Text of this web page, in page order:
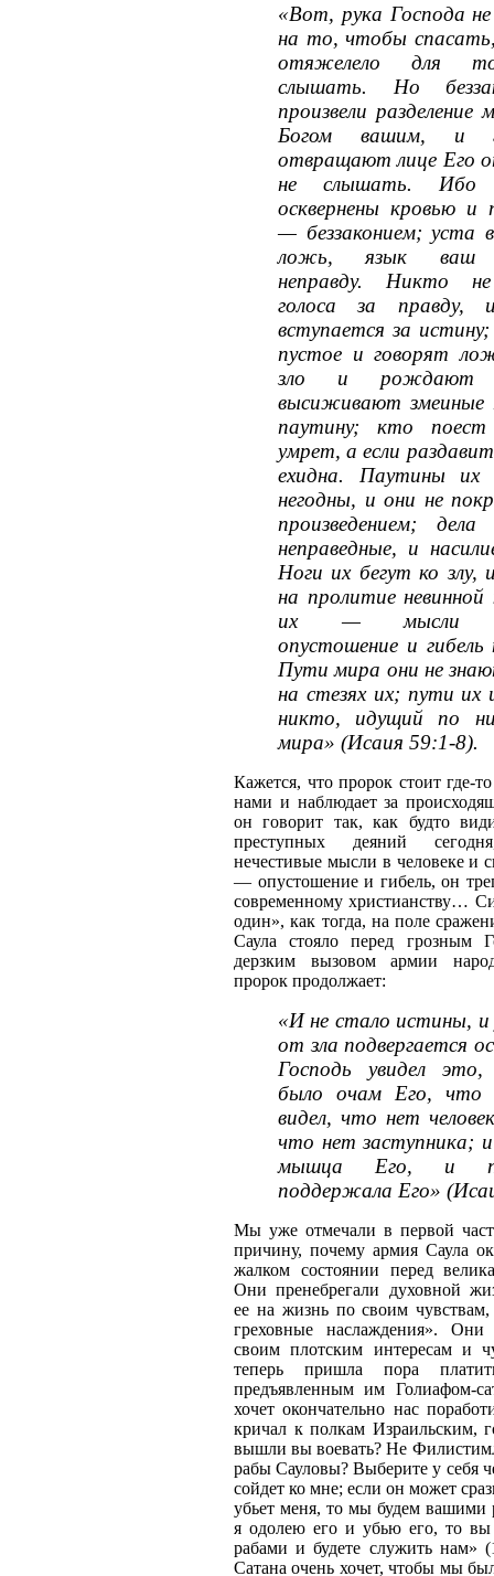
«Вот, рука Господа
на то, чтобы
отяжелело для
слышать. Но
произвели
Богом вашим, и
отвращают лице Его
не слышать. Ибо
осквернены кровью
— беззаконием; уста
ложь, язык ваш
неправду. Никто
голоса за правду,
вступается за
пустое и говорят
зло и рождают
высиживают
паутину; кто
умрет, а если
ехидна. Паутины
негодны, и они не
произведением;
неправедные, и
Ноги их бегут ко злу,
на пролитие
их — мысли
опустошение и гибель
Пути мира они не
на стезях их; пути их
никто, идущий по
мира» (Исаия 59:1-8).
Кажется, что пророк стоит где-
нами и наблюдает за
он говорит так, как будто
преступных деяний
нечестивые мысли в человеке и
— опустошение и гибель, он
современному христианству…
один», как тогда, на поле
Саула стояло перед грозным
дерзким вызовом армии
пророк продолжает:
«И не стало истины, и
от зла подвергается
Господь увидел
было очам Его, что
видел, что нет
что нет заступника;
мышца Его, и
поддержала Его»
Мы уже отмечали в первой
причину, почему армия Саула
жалком состоянии перед
Они пренебрегали духовной
ее на жизнь по своим
греховные наслаждения».
своим плотским интересам и
теперь пришла пора
предъявленным им Голиафом-
хочет окончательно нас
кричал к полкам Израильским,
вышли вы воевать? Не
рабы Сауловы? Выберите у себя
сойдет ко мне; если он может
убьет меня, то мы будем вашими
я одолею его и убью его, то вы
рабами и будете служить нам»
Сатана очень хочет, чтобы мы